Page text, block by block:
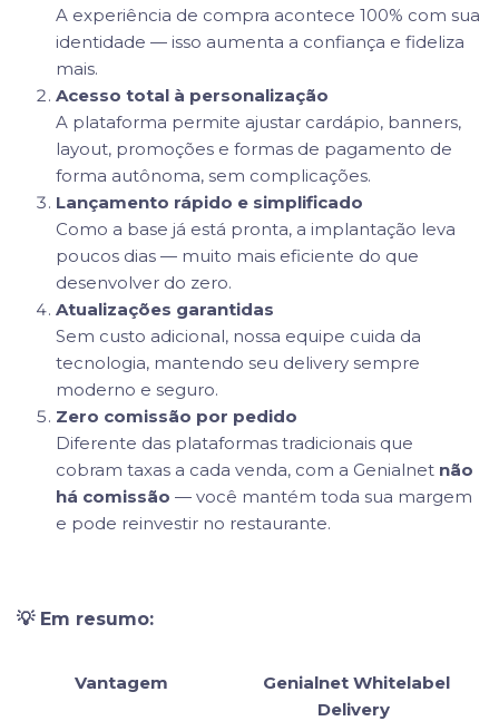
A experiência de compra acontece 100% com sua
identidade — isso aumenta a confiança e fideliza
mais.
Acesso total à personalização
A plataforma permite ajustar cardápio, banners,
layout, promoções e formas de pagamento de
forma autônoma, sem complicações.
Lançamento rápido e simplificado
Como a base já está pronta, a implantação leva
poucos dias — muito mais eficiente do que
desenvolver do zero.
Atualizações garantidas
Sem custo adicional, nossa equipe cuida da
tecnologia, mantendo seu delivery sempre
moderno e seguro.
Zero comissão por pedido
Diferente das plataformas tradicionais que
cobram taxas a cada venda, com a Genialnet não
há comissão — você mantém toda sua margem
e pode reinvestir no restaurante.
💡 Em resumo:
Vantagem
Genialnet Whitelabel
Delivery